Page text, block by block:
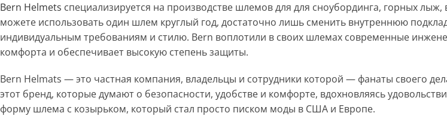
Bern Helmets специализируется на производстве шлемов для для сноубординга, горных
можете использовать один шлем круглый год, достаточно лишь сменить внутреннюю
индивидуальным требованиям и стилю. Bern воплотили в своих шлемах современные
комфорта и обеспечивает высокую степень защиты.
Bern Helmats — это частная компания, владельцы и сотрудники которой — фанаты своего
этот бренд, которые думают о безопасности, удобстве и комфорте, вдохновляясь
форму шлема с козырьком, который стал просто писком моды в США и Европе.